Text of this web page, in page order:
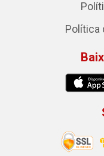
Política